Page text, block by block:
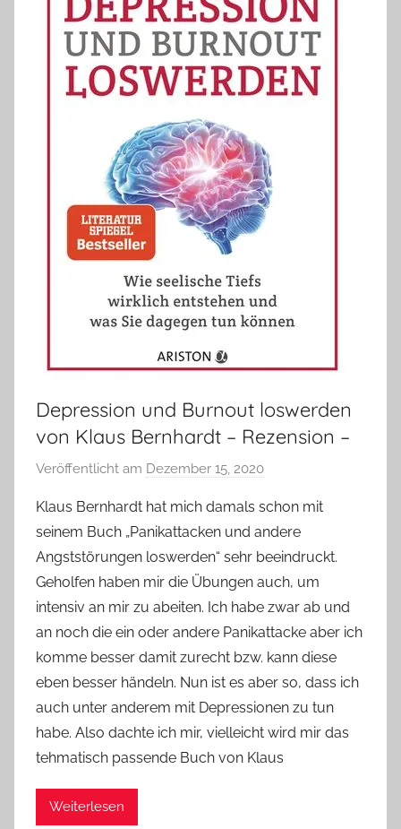
Depression und Burnout loswerden
von Klaus Bernhardt – Rezension –
Veröffentlicht am Dezember 15, 2020
n
Y
v
o
n
n
e
Klaus Bernhardt hat mich damals schon mit
seinem Buch „Panikattacken und andere
Angststörungen loswerden“ sehr beeindruckt.
Geholfen haben mir die Übungen auch, um
intensiv an mir zu abeiten. Ich habe zwar ab und
an noch die ein oder andere Panikattacke aber ich
komme besser damit zurecht bzw. kann diese
eben besser händeln. Nun ist es aber so, dass ich
auch unter anderem mit Depressionen zu tun
habe. Also dachte ich mir, vielleicht wird mir das
tehmatisch passende Buch von Klaus
Weiterlesen